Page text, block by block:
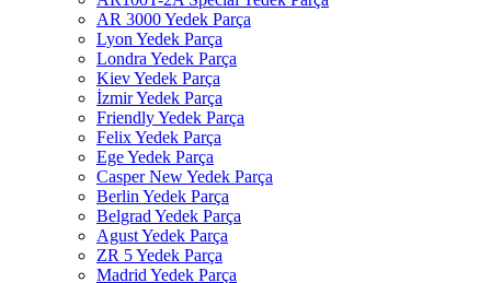
AR 3000 Yedek Parça
Lyon Yedek Parça
Londra Yedek Parça
Kiev Yedek Parça
İzmir Yedek Parça
Friendly Yedek Parça
Felix Yedek Parça
Ege Yedek Parça
Casper New Yedek Parça
Berlin Yedek Parça
Belgrad Yedek Parça
Agust Yedek Parça
ZR 5 Yedek Parça
Madrid Yedek Parça